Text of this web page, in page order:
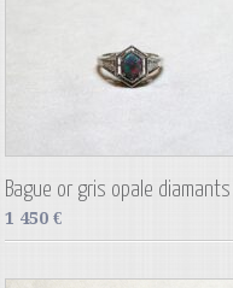
Bague or gris opale diamants
1 450 €